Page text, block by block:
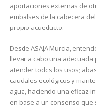
aportaciones externas de
embalses de la cabecera
propio acueducto.
Desde ASAJA Murcia,
llevar a cabo una
atender todos los usos;
caudales ecológicos y
agua, haciendo una eficaz
en base a un consenso que